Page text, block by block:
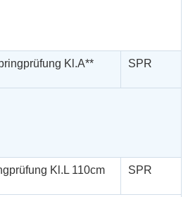
Kl.A**
SPR
Kl.L 110cm SPR